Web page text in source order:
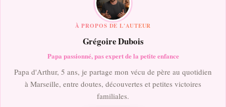
À PROPOS DE L'AUTEUR
Grégoire Dubois
Papa passionné, pas expert de la petite enfance
Papa d'Arthur, 5 ans, je partage mon vécu de père au quotidien
à Marseille, entre doutes, découvertes et petites victoires
familiales.